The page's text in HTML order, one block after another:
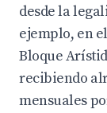
desde la
ejemplo, en
Bloque
recibiendo
mensuales